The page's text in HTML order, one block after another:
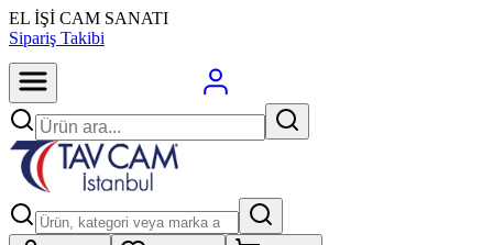
EL İŞİ CAM SANATI
Sipariş Takibi